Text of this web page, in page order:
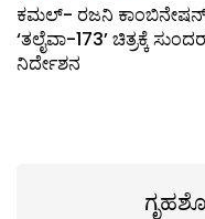
ಕಮಲ್​- ರಜನಿ
‘ತಲೈವಾ-173’ ಚಿತ್ರಕ್ಕೆ
ನಿರ್ದೇಶನ